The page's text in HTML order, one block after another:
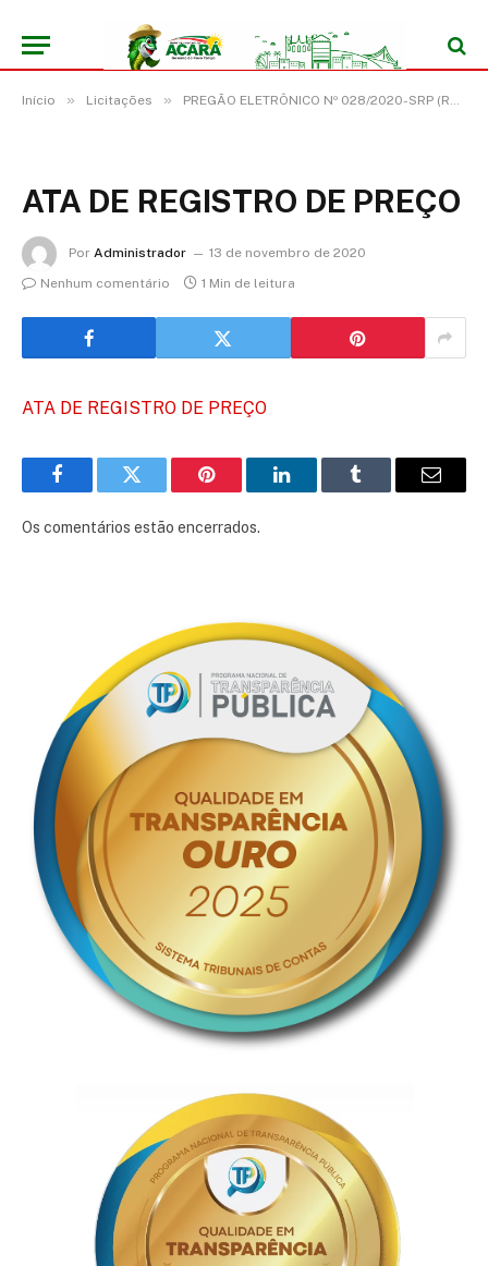
Início » Licitações » PREGÃO ELETRÔNICO Nº 028/2020-SRP (REGISTRO DE PREÇO PARA EVENTUAL AQUISIÇÃO DE GÊNEROS ALIMENTÍCIOS)
ATA DE REGISTRO DE PREÇO
Por Administrador
13 de novembro de 2020
Nenhum comentário
1 Min de leitura
ATA DE REGISTRO DE PREÇO
FacebookTwitter Pinterest LinkedInTumblr
E-
Os comentários estão encerrados.